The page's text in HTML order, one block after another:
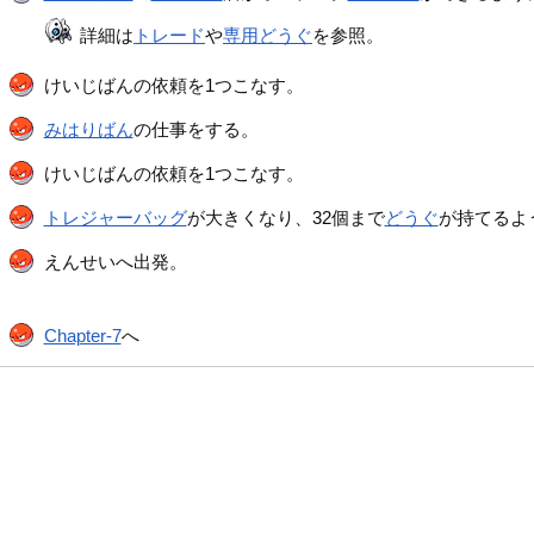
詳細は トレードや専用どうぐを参照。
けいじばんの依頼を1つこなす。
みはりばんの仕事をする。
けいじばんの依頼を1つこなす。
トレジャーバッグが大きくなり、32個までどうぐが持てるよ
えんせいへ出発。
Chapter-7へ